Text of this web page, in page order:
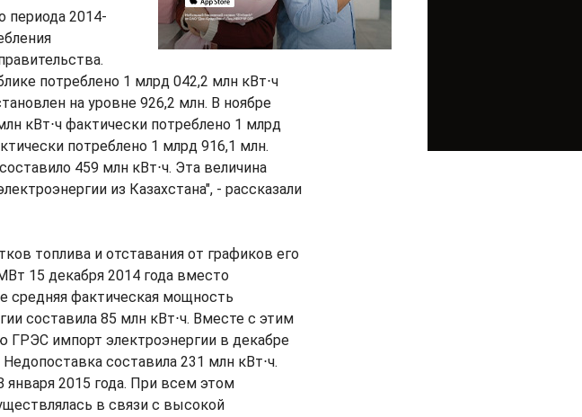
периода 2014-
потреблено 1 млрд 042,2 млн кВт⋅ч
на уровне 926,2 млн. В ноябре
кВт⋅ч фактически потреблено 1 млрд
потреблено 1 млрд 916,1 млн.
459 млн кВт⋅ч. Эта величина
из Казахстана", - рассказали
топлива и отставания от графиков его
15 декабря 2014 года вместо
средняя фактическая мощность
составила 85 млн кВт⋅ч. Вместе с этим
ГРЭС импорт электроэнергии в декабре
составила 231 млн кВт⋅ч.
2015 года. При всем этом
в связи с высокой